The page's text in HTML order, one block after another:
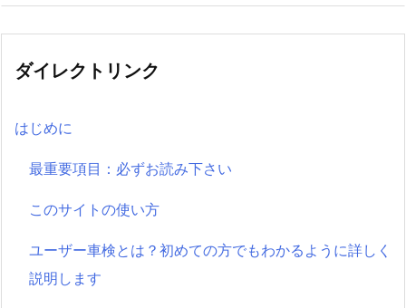
ダイレクトリンク
はじめに
最重要項目：必ずお読み下さい
このサイトの使い方
ユーザー車検とは？初めての方でもわかるように詳しく
説明します